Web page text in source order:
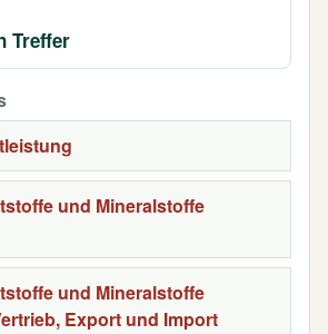
Treffer
und Mineralstoffe
und Mineralstoffe
Export und Import